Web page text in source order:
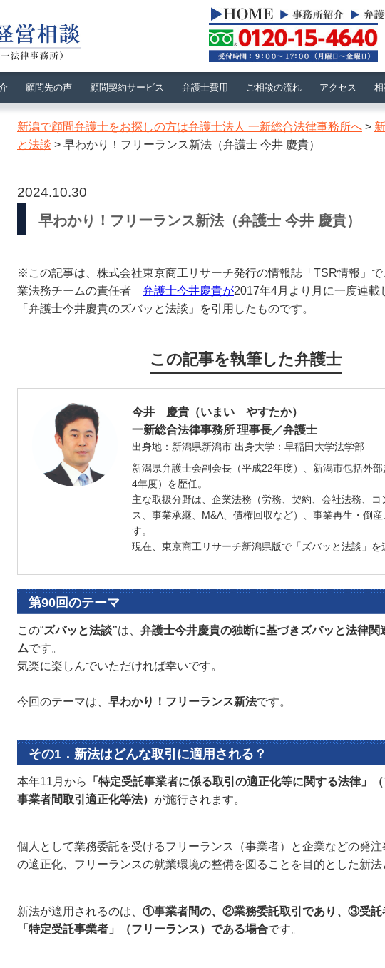
顧問先の声 顧問契約サービス 弁護士費用 ご相談の流れ アクセス
新潟で顧問弁護士をお探しの方は弁護士法人 一新総合法律事務所へ >
と法談 > 早わかり！フリーランス新法（弁護士 今井 慶貴）
2024.10.30
早わかり！フリーランス新法（弁護士 今井 慶貴）
※この記事は、株式会社東京商工リサーチ発行の情報誌「TSR情報」
業法務チームの責任者 弁護士今井慶貴が2017年4月より月に一度連載
「弁護士今井慶貴のズバッと法談」を引用したものです。
この記事を執筆した弁護士
今井 慶貴 （いまい やすたか）
一新総合法律事務所 理事長／弁護士
出身地：新潟県新潟市 出身大学：早稲田大学法学部
新潟県弁護士会副会長（平成22年度）、新潟市包括外部
4年度）を歴任。
主な取扱分野は、企業法務（労務、契約、会社法務、コ
ス、事業承継、M&A、債権回収など）、事業再生・倒
す。
現在、東京商工リサーチ新潟県版で「ズバッと法談」を
第90回のテーマ
この“ズバッと法談”は、 弁護士今井慶貴の独断に基づきズバッと法律関
ムです。
気楽に楽しんでいただければ幸いです。
今回のテーマは、 早わかり！フリーランス新法です。
その1．新法はどんな取引に適用される？
本年11月から
「特定受託事業者に係る取引の適正化等に関する法律」
事業者間取引適正化等法） が施行されます。
個人として業務委託を受けるフリーランス（事業者）と企業などの発注
の適正化、フリーランスの就業環境の整備を図ることを目的とした新法
新法が適用されるのは、 ①事業者間の、②業務委託取引であり、③受託
「特定受託事業者」（フリーランス）である場合です。